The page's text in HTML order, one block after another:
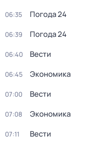
06:35 Погода 24
06:39 Погода 24
06:40 Вести
06:45 Экономика
07:00 Вести
07:08 Экономика
07:11 Вести